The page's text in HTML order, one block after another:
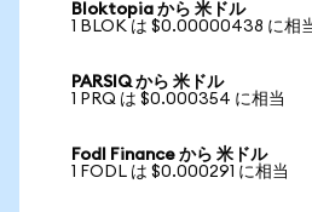
Bloktopia から 米ドル
1 BLOK は $0.00000438 に相
PARSIQ から 米ドル
1 PRQ は $0.000354 に相当
Fodl Finance から 米ドル
1 FODL は $0.000291 に相当